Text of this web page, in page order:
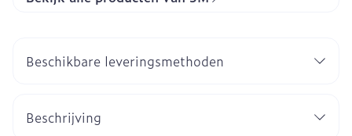
Beschikbare leveringsmethoden
Beschrijving